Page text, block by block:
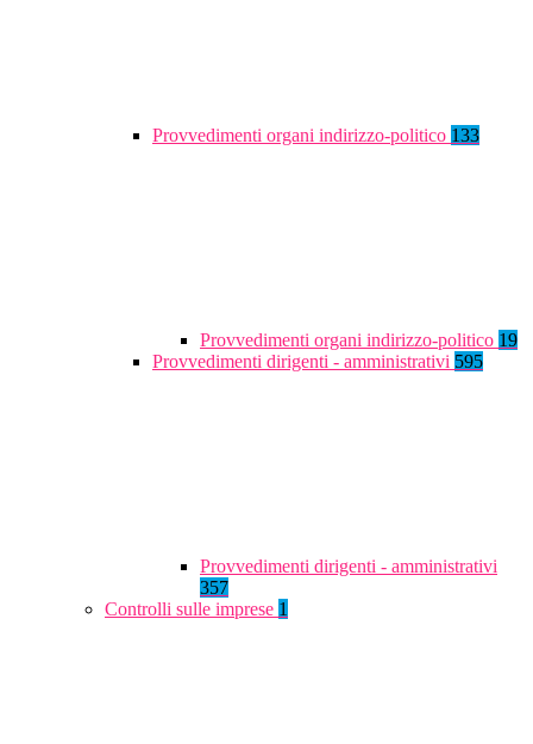
Provvedimenti organi indirizzo-politico 133
Provvedimenti organi indirizzo-politico 19
Provvedimenti dirigenti - amministrativi 595
Provvedimenti dirigenti - amministrativi
357
Controlli sulle imprese 1